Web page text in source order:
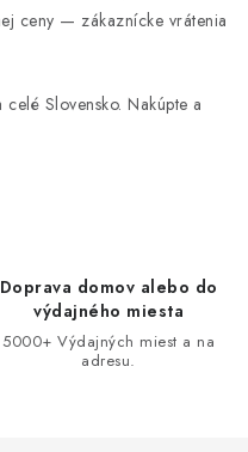
ceny — zákaznícke vrátenia
Slovensko. Nakúpte a
Doprava domov alebo do
výdajného miesta
5000+ Výdajných miest a na
adresu.